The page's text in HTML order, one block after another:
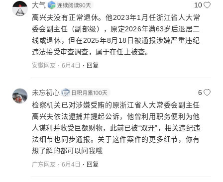
大气
10
高兴夫没有正常退休。他2023年1月任浙江省人大常
委会副主任（副部级），原定2026年满63岁后退居二
线或退休，但在2025年8月18日被通报涉嫌严重违纪
违法接受审查调查，属于在任上被查。
安徽网友 6月4日 回复
未忘初心
6
检察机关已对涉嫌受贿的原浙江省人大常委会副主任
高兴夫依法逮捕并提起公诉，他曾利用职务便利为他
人谋利并收受巨额财物，此前已被“双开”，相关违纪违
法细节也同步通报。关于这件案件的更多细节，你有
想了解的都可以问我哦
广东网友 6月4日 回复